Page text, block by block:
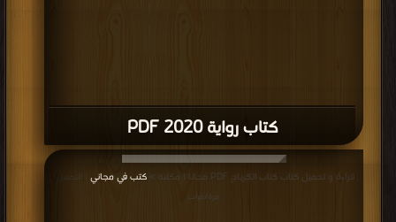
كتاب رواية 2020 PDF
قراءة و تحميل كتاب كتاب الكرباج PDF مجانا | مكتبة > كتب في مجاني | التحميل :
مرة/مرات